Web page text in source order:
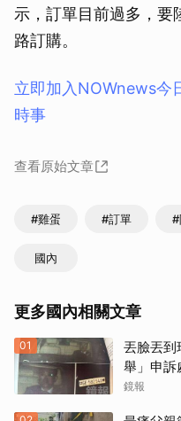
示，訂單目前過多，要
路訂購。
立即加入NOWnews今
時事
查看原始文章
#雞蛋 #訂單 #
國內
更多國內相關文章
01
丟臉丟到
舉」申訴
凌、超速
鏡報